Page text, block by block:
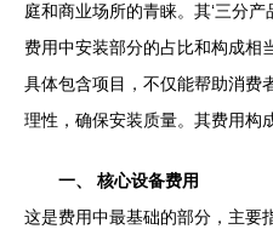
庭和商业场所的青睐。其‘三分
费用中安装部分的占比和构成相
具体包含项目，不仅能帮助消费
理性，确保安装质量。其费用构
一、 核心设备费用
这是费用中最基础的部分，主要